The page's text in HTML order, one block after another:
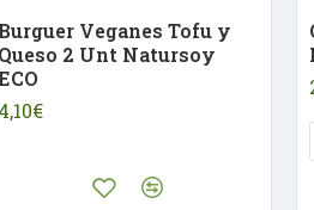
Burguer Veganes Tofu y
Queso 2 Unt Natursoy
4,10€